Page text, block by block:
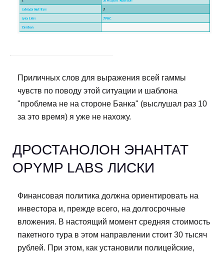
Приличных слов для выражения всей гаммы
чувств по поводу этой ситуации и шаблона
"проблема не на стороне Банка" (выслушал раз 10
за это время) я уже не нахожу.
ДРОСТАНОЛОН ЭНАНТАТ
OPYMP LABS ЛИСКИ
Финансовая политика должна ориентировать на
инвестора и, прежде всего, на долгосрочные
вложения. В настоящий момент средняя стоимость
пакетного тура в этом направлении стоит 30 тысяч
рублей. При этом, как установили полицейские,